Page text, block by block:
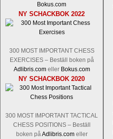
Bokus.com
NY SCHACKBOK 2022
300 MOST IMPORTANT CHESS
EXERCISES – Beställ boken på
Adlibris.comeller Bokus.com
NY SCHACKBOK 2020
300 MOST IMPORTANT TACTICAL
CHESS POSITIONS – Beställ
boken påAdlibris.comeller